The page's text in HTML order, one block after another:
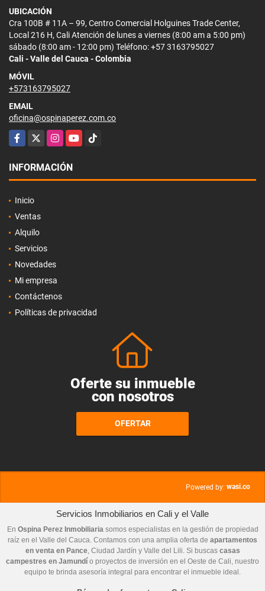
UBICACIÓN
Cra 100B # 11A – 99, Centro Comercial Holguines Trade Center,
Local 216 H, Cali Atención de lunes a viernes (8:00 am a 5:00 pm)
sábado (8:00 am - 12:00 pm) Teléfono: +57 3163795027
Cali - Valle del Cauca - Colombia
MÓVIL
+573163795027
EMAIL
oficina@ospinaperez.com.co
Facebook
X InstagramYouTubeTikTok
INFORMACIÓN
Inicio
Ventas
Alquilo
Servicios
Novedades
Mi empresa
Contáctenos
Políticas de privacidad
Oferte su inmueble
con nosotros
OFERTAR
Powered by: wasi.co
Servicios Inmobiliarios en Cali y el Valle
En Ospina Perez Inmobiliariasomos especialistas en la gestión de propiedad
raíz en el Valle del Cauca. Contamos con una amplia oferta de apartamentos
en venta en Pance, Ciudad Jardín y Valle del Lili. Si buscas casas
campestres en Jamundí o proyectos de inversión en el Oeste de Cali, nuestro
equipo te brinda asesoría integral para encontrar el inmueble ideal.